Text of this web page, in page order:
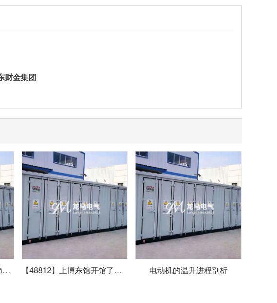
财金集团
18年干式变压器发展的新趋势及前景分析占比提升显著 【48812】上博东馆开馆了！西门子动力为它顺畅启用保驾护航 电动机的温升进程剖析